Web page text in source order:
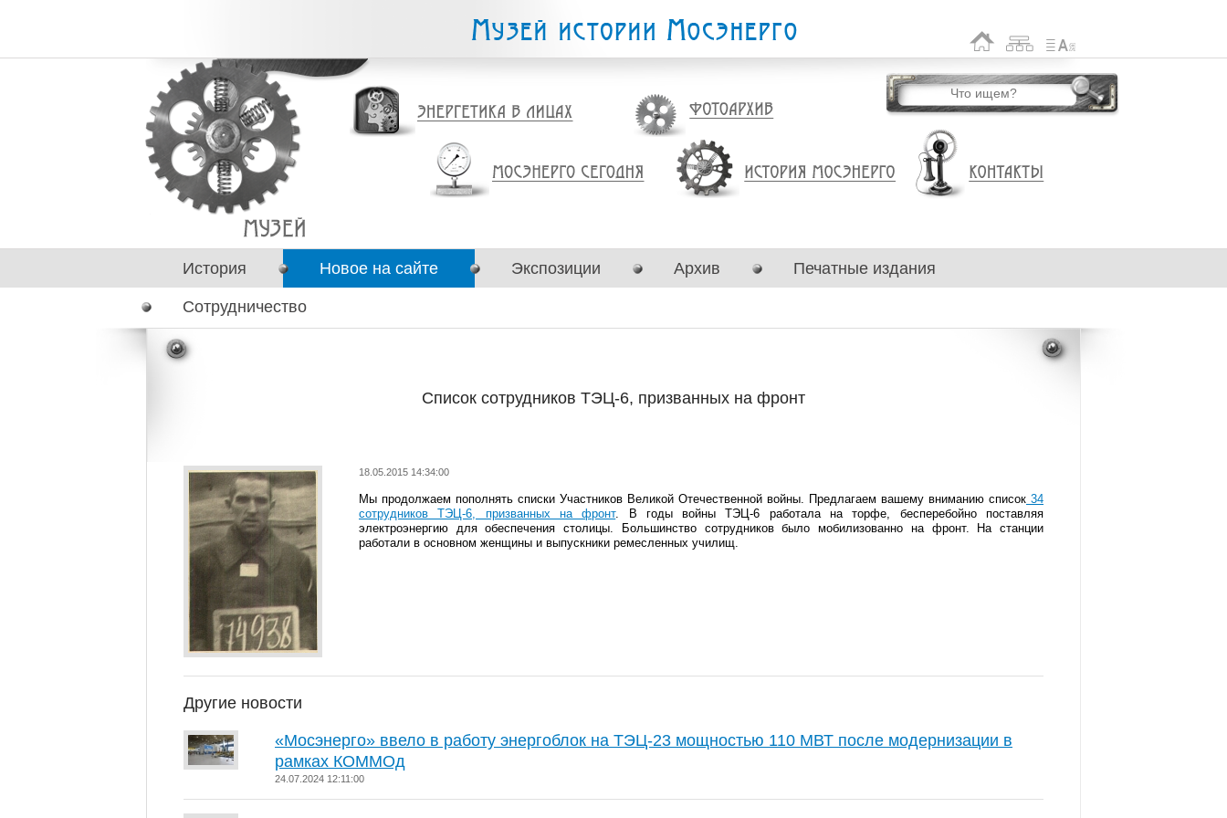
История Новое на сайте Экспозиции Архив Печатные издания
Сотрудничество
Список сотрудников ТЭЦ-6, призванных на фронт
18.05.2015 14:34:00
Мы продолжаем пополнять списки Участников Великой Отечественной войны. Предлагаем вашему вниманию список 34
сотрудников ТЭЦ-6, призванных на фронт. В годы войны ТЭЦ-6 работала на торфе, бесперебойно поставляя
электроэнергию для обеспечения столицы. Большинство сотрудников было мобилизованно на фронт. На станции
работали в основном женщины и выпускники ремесленных училищ.
Другие новости
«Мосэнерго» ввело в работу энергоблок на ТЭЦ-23 мощностью 110 МВТ после модернизации в
рамках КОММОд
24.07.2024 12:11:00